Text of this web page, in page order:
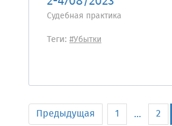
Судебная практика
Теги: #Убытки
Предыдущая 1 ... 2